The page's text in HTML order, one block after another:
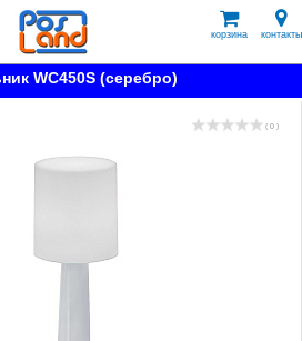
корзина контакты
WC450S (серебро)
( 0 )